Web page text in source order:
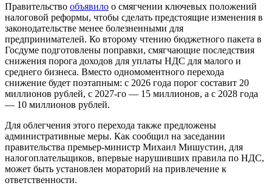
Правительство объявило о смягчении ключевых положений
налоговой реформы, чтобы сделать предстоящие изменения в
законодательстве менее болезненными для
предпринимателей. Ко второму чтению бюджетного пакета в
Госдуме подготовлены поправки, смягчающие последствия
снижения порога доходов для уплаты НДС для малого и
среднего бизнеса. Вместо одномоментного перехода
снижение будет поэтапным: с 2026 года порог составит 20
миллионов рублей, с 2027-го — 15 миллионов, а с 2028 года
— 10 миллионов рублей.
Для облегчения этого перехода также предложены
административные меры. Как сообщил на заседании
правительства премьер-министр Михаил Мишустин, для
налогоплательщиков, впервые нарушивших правила по НДС,
может быть установлен мораторий на привлечение к
ответственности.